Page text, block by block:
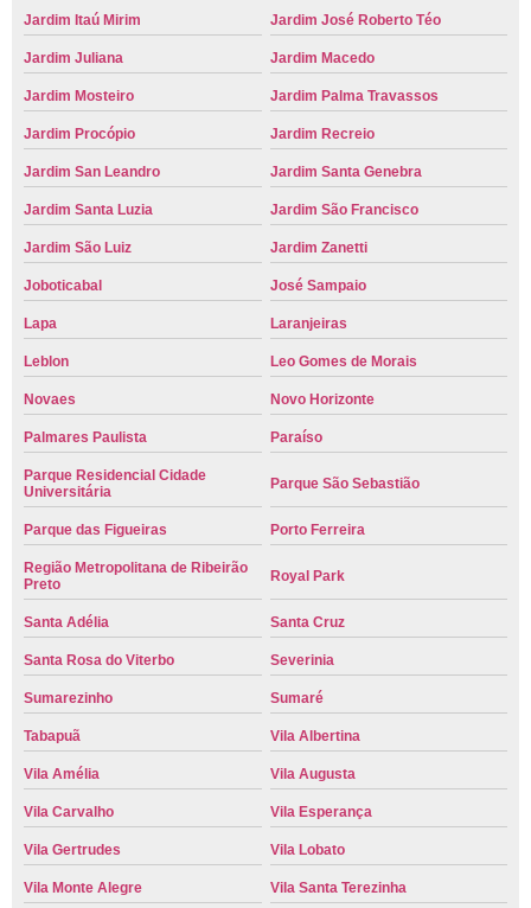
Jardim Itaú Mirim Jardim José Roberto Téo
Jardim Juliana Jardim Macedo
Jardim Mosteiro Jardim Palma Travassos
Jardim Procópio Jardim Recreio
Jardim San Leandro Jardim Santa Genebra
Jardim Santa Luzia Jardim São Francisco
Jardim São Luiz Jardim Zanetti
Joboticabal José Sampaio
Lapa Laranjeiras
Leblon Leo Gomes de Morais
Novaes Novo Horizonte
Palmares Paulista Paraíso
Parque Residencial Cidade
Universitária
Parque São Sebastião
Parque das Figueiras Porto Ferreira
Região Metropolitana de Ribeirão
Preto
Royal Park
Santa Adélia Santa Cruz
Santa Rosa do Viterbo Severinia
Sumarezinho Sumaré
Tabapuã Vila Albertina
Vila Amélia Vila Augusta
Vila Carvalho Vila Esperança
Vila Gertrudes Vila Lobato
Vila Monte Alegre Vila Santa Terezinha